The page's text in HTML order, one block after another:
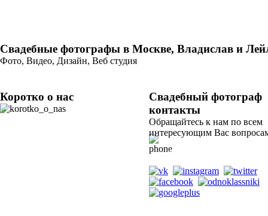
Свадебные фотографы в Москве, Владислав и
Фото, Видео, Дизайн, Веб студия
Коротко о нас
Свадебный фотограф
контакты
Обращайтесь к нам по всем
интересующим Вас
(whats app, viber, telegram)